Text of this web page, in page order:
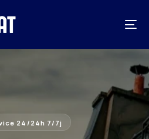
24/24h 7/7j